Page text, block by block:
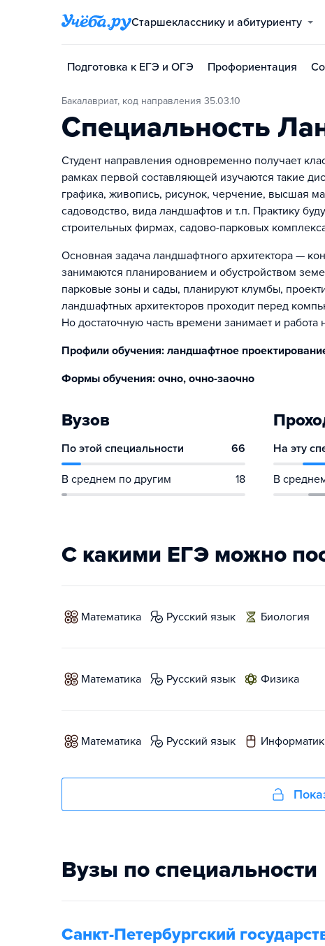
Старшекласснику и абитуриенту
Подготовка к ЕГЭ и ОГЭ Профориентация
Бакалавриат, код направления 35.03.10
Специальность
Студент направления одновременно получает
рамках первой составляющей изучаются такие
графика, живопись, рисунок, черчение, высшая
садоводство, вида ландшафтов и т.п. Практику
строительных фирмах, садово-парковых
Основная задача ландшафтного архитектора —
занимаются планированием и обустройством
парковые зоны и сады, планируют клумбы,
ландшафтных архитекторов проходит перед
Но достаточную часть времени занимает и работа
Профили обучения: ландшафтное
Формы обучения: очно, очно-заочно
Вузов
По этой специальности 66
В среднем по другим 18
На эту
В
С какими ЕГЭ можно
математика русский язык биология
математика русский язык физика
математика русский язык
Вузы по специальности
Санкт-Петербургский